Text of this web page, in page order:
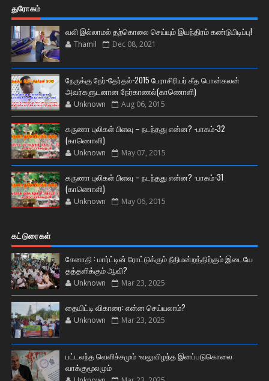
துரோகம்
வலி இல்லாமல் தற்கொலை செய்யும் இயந்திரம் கண்டுபிடிப்பு!
Thamil Dec 08, 2021
நேருக்கு நேர்-தேர்தல்-2015 பேராசிரியர் கீத பொன்கலன்
அவர்களுடனான நேர்காணல்(காணொளி)
Unknown Aug 06, 2015
கருணா புலிகள் பிளவு – நடந்தது என்ன? -பாகம்-32
(காணொளி)
Unknown May 07, 2015
கருணா புலிகள் பிளவு – நடந்தது என்ன? -பாகம்-31
(காணொளி)
Unknown May 06, 2015
கட்டுரைகள்
சேனாதி : மார்ட்டின் ரோட்டுக்கும் நீதிமன்றத்திற்கும் இடையே
தத்தளிக்கும் ஆவி?
Unknown Mar 23, 2025
தையிட்டி விகாரை: என்ன செய்யலாம்?
Unknown Mar 23, 2025
பட்டலந்த வெளிச்சமும் -வலுவிழந்த இனப்படுகொலை
வாக்குமூலமும்